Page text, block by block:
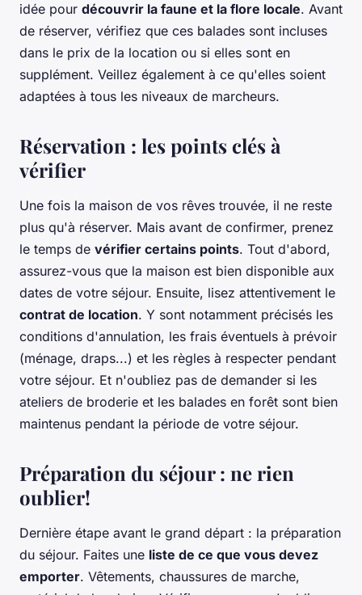
idée pour découvrir la faune et la flore locale. Avant
de réserver, vérifiez que ces balades sont incluses
dans le prix de la location ou si elles sont en
supplément. Veillez également à ce qu'elles soient
adaptées à tous les niveaux de marcheurs.
Réservation : les points clés à
vérifier
Une fois la maison de vos rêves trouvée, il ne reste
plus qu'à réserver. Mais avant de confirmer, prenez
le temps de vérifier certains points. Tout d'abord,
assurez-vous que la maison est bien disponible aux
dates de votre séjour. Ensuite, lisez attentivement le
contrat de location. Y sont notamment précisés les
conditions d'annulation, les frais éventuels à prévoir
(ménage, draps...) et les règles à respecter pendant
votre séjour. Et n'oubliez pas de demander si les
ateliers de broderie et les balades en forêt sont bien
maintenus pendant la période de votre séjour.
Préparation du séjour : ne rien
oublier!
Dernière étape avant le grand départ : la préparation
du séjour. Faites une liste de ce que vous devez
emporter. Vêtements, chaussures de marche,